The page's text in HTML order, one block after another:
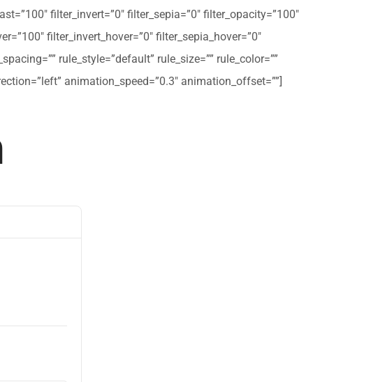
filter_invert=”0″ filter_sepia=”0″ filter_opacity=”100″
filter_invert_hover=”0″ filter_sepia_hover=”0″
rule_style=”default” rule_size=”” rule_color=””
animation_speed=”0.3″ animation_offset=””]